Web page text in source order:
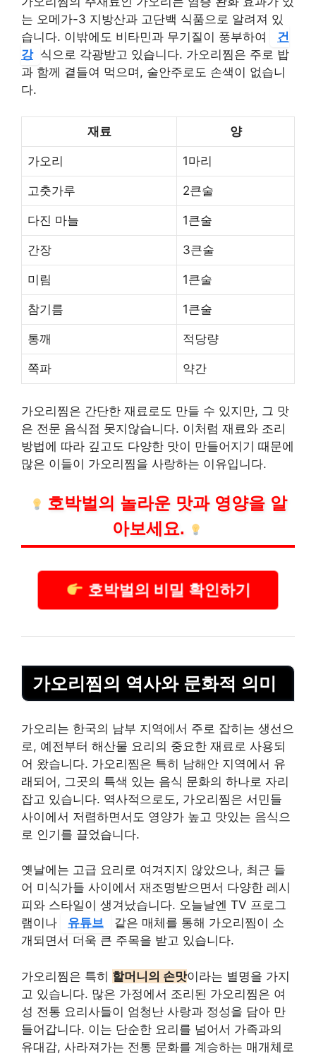
는 오메가-3 지방산과 고단백 식품으로 알려져 있
습니다. 이밖에도 비타민과 무기질이 풍부하여
건
강 식으로 각광받고 있습니다. 가오리찜은 주로 밥
과 함께 곁들여 먹으며, 술안주로도 손색이 없습니
다.
재료 양
가오리 1마리
고춧가루 2큰술
다진 마늘 1큰술
간장 3큰술
미림 1큰술
참기름 1큰술
통깨 적당량
쪽파 약간
가오리찜은 간단한 재료로도 만들 수 있지만, 그 맛
은 전문 음식점 못지않습니다. 이처럼 재료와 조리
방법에 따라 깊고도 다양한 맛이 만들어지기 때문에
많은 이들이 가오리찜을 사랑하는 이유입니다.
호박벌의 놀라운 맛과 영양을 알
아보세요.
호박벌의 비밀 확인하기
가오리찜의 역사와 문화적 의미
가오리는 한국의 남부 지역에서 주로 잡히는 생선으
로, 예전부터 해산물 요리의 중요한 재료로 사용되
어 왔습니다. 가오리찜은 특히 남해안 지역에서 유
래되어, 그곳의 특색 있는 음식 문화의 하나로 자리
잡고 있습니다. 역사적으로도, 가오리찜은 서민들
사이에서 저렴하면서도 영양가 높고 맛있는 음식으
로 인기를 끌었습니다.
옛날에는 고급 요리로 여겨지지 않았으나, 최근 들
어 미식가들 사이에서 재조명받으면서 다양한 레시
피와 스타일이 생겨났습니다. 오늘날엔 TV 프로그
램이나
유튜브
같은 매체를 통해 가오리찜이 소
개되면서 더욱 큰 주목을 받고 있습니다.
가오리찜은 특히 할머니의 손맛이라는 별명을 가지
고 있습니다. 많은 가정에서 조리된 가오리찜은 여
성 전통 요리사들이 엄청난 사랑과 정성을 담아 만
들어갑니다. 이는 단순한 요리를 넘어서 가족과의
유대감, 사라져가는 전통 문화를 계승하는 매개체로